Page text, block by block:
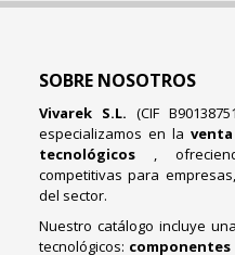
SOBRE NOSOTROS
Vivarek S.L. (CIF
especializamos en la
tecnológicos ,
competitivas para
del sector.
Nuestro catálogo incluye
tecnológicos: